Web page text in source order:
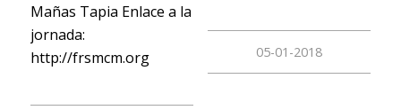
Mañas Tapia Enlace a la
jornada:
http://frsmcm.org
05-01-2018